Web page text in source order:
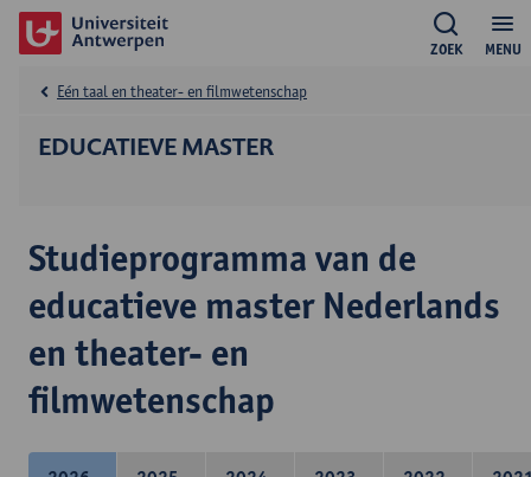
MENU
ZOEK
EDUCATIEVE MASTER
Eén taal en theater- en filmwetenschap
Studieprogramma van de
educatieve master Nederlands
en theater- en
filmwetenschap